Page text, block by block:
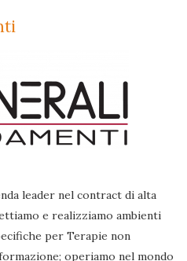
leader nel contract di alta
e realizziamo ambienti
per Terapie non
operiamo nel mondo